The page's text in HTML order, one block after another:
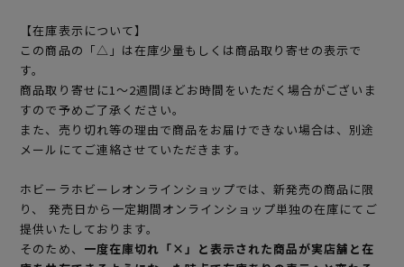
【在庫表示について】
この商品の「△」は在庫少量もしくは商品取り寄せの表示で
す。
商品取り寄せに1～2週間ほどお時間をいただく場合がございま
すので予めご了承ください。
また、売り切れ等の理由で商品をお届けできない場合は、別途
メールにてご連絡させていただきます。
ホビーラホビーレオンラインショップでは、新発売の商品に限
り、 発売日から一定期間オンラインショップ単独の在庫にてご
提供いたしております。
そのため、 一度在庫切れ「×」と表示された商品が実店舗と在